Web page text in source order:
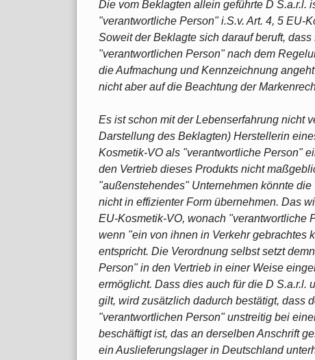
Die vom Beklagten allein geführte D S.a.r.l.
"verantwortliche Person" i.S.v. Art. 4, 5 EU-
Soweit der Beklagte sich darauf beruft,
"verantwortlichen Person" nach dem
die Aufmachung und Kennzeichnung
nicht aber auf die Beachtung der
Es ist schon mit der Lebenserfahrung nicht
Darstellung des Beklagten) Herstellerin
Kosmetik-VO als "verantwortliche Person"
den Vertrieb dieses Produkts nicht
"außenstehendes" Unternehmen könnte
nicht in effizienter Form übernehmen. Das
EU-Kosmetik-VO, wonach "verantwortliche
wenn "ein von ihnen in Verkehr gebrachtes
entspricht. Die Verordnung selbst setzt
Person" in den Vertrieb in einer Weise
ermöglicht. Dass dies auch für die D S.a.r.l.
gilt, wird zusätzlich dadurch bestätigt, dass
"verantwortlichen Person" unstreitig bei
beschäftigt ist, das an derselben Anschrift
ein Auslieferungslager in Deutschland